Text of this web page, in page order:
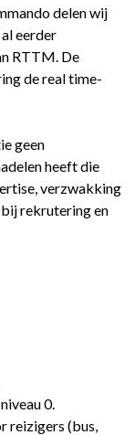
delen wij
eerder
RTTM. De
de real time-
geen
heeft die
verzwakking
rekrutering en
0.
reizigers (bus,